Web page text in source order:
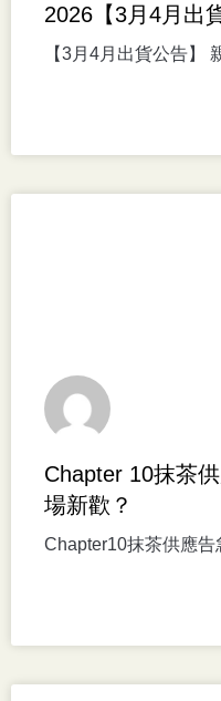
2026【3月4月出
【3月4月出貨公告】
Chapter 10抹茶
場新歡？
Chapter10抹茶供應